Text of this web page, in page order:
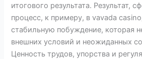
итогового результата. Результат,
процесс, к примеру, в vavada
стабильную побуждение, которая
внешних условий и неожиданных
Ценность трудов, упорства и